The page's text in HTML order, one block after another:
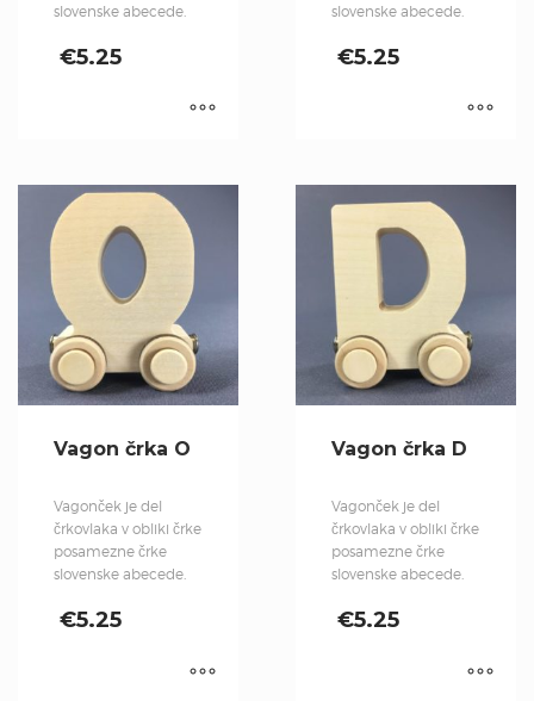
slovenske abecede.
€5.25
slovenske abecede.
€5.25
Vagon črka O
Vagonček je del
črkovlaka v obliki črke
posamezne črke
slovenske abecede.
€5.25
Vagon črka D
Vagonček je del
črkovlaka v obliki črke
posamezne črke
slovenske abecede.
€5.25